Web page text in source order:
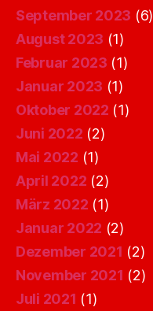
September 2023 (6)
August 2023 (1)
Februar 2023 (1)
Januar 2023 (1)
Oktober 2022 (1)
Juni 2022 (2)
Mai 2022 (1)
April 2022 (2)
März 2022 (1)
Januar 2022 (2)
Dezember 2021 (2)
November 2021 (2)
Juli 2021 (1)